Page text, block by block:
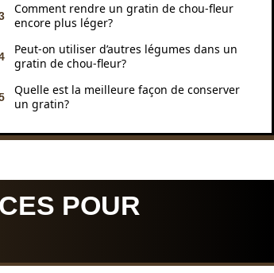
Comment rendre un gratin de chou-fleur
encore plus léger?
Peut-on utiliser d’autres légumes dans un
gratin de chou-fleur?
Quelle est la meilleure façon de conserver
un gratin?
POUR